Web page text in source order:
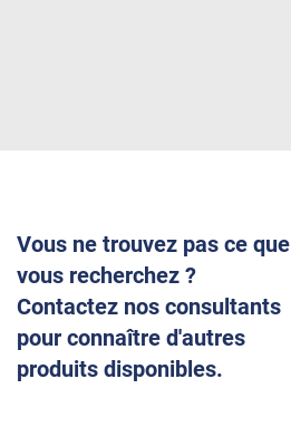
Vous ne trouvez pas ce que
vous recherchez ?
Contactez nos consultants
pour connaître d'autres
produits disponibles.